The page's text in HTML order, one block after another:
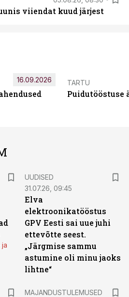
viiendat kuud järjest
16.09.2026 TARTU
Puidutööstuse
UUDISED
31.07.26, 09:45
Elva
elektroonikatööstus
GPV Eesti sai uue juhi
ettevõtte seest.
„Järgmise sammu
astumine oli minu jaoks
lihtne“
MAJANDUSTULEMUSED